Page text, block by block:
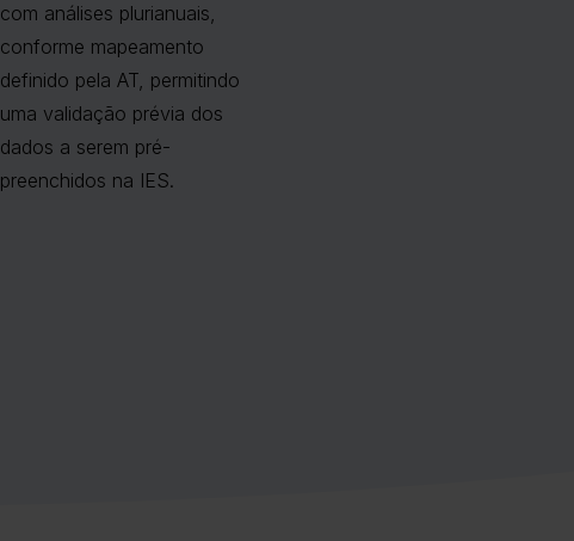
com análises plurianuais,
conforme mapeamento
definido pela AT, permitindo
uma validação prévia dos
dados a serem pré-
preenchidos na IES.